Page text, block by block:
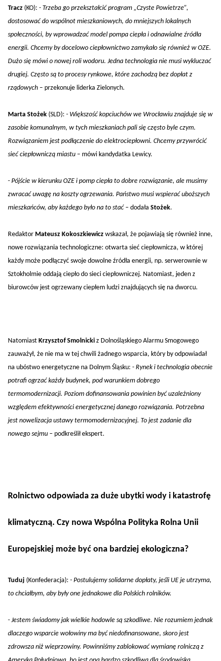
Tracz (KO): - Trzeba go przekształcić program „Czyste Powietrze”,
dostosować do wspólnot mieszkaniowych, do mniejszych lokalnych
społeczności, by wprowadzać model pompa ciepła i odnawialne źródła
energii. Chcemy by docelowo ciepłownictwo zamykało się również w OZE.
Dużo się mówi o nowej roli wodoru. Jedna technologia nie musi wykluczać
drugiej. Często są to procesy rynkowe, które zachodzą bez dopłat z
rządowych – przekonuje liderka Zielonych.
Marta Stożek (SLD): - Większość kopciuchów we Wrocławiu znajduje się w
zasobie komunalnym, w tych mieszkaniach pali się często byle czym.
Rozwiązaniem jest podłączenie do elektrociepłowni. Chcemy przywrócić
sieć ciepłowniczą miastu – mówi kandydatka Lewicy.
- Pójście w kierunku OZE i pomp ciepła to dobre rozwiązanie, ale musimy
zwracać uwagę na koszty ogrzewania. Państwo musi wspierać uboższych
mieszkańców, aby każdego było na to stać – dodała Stożek.
Redaktor Mateusz Kokoszkiewicz wskazał, że pojawiają się również inne,
nowe rozwiązania technologiczne: otwarta sieć ciepłownicza, w której
każdy może podłączyć swoje dowolne źródła energii, np. serwerownie w
Sztokholmie oddają ciepło do sieci ciepłowniczej. Natomiast, jeden z
biurowców jest ogrzewany ciepłem ludzi znajdujących się na dworcu.
Natomiast Krzysztof Smolnicki z Dolnośląskiego Alarmu Smogowego
zauważył, że nie ma w tej chwili żadnego wsparcia, który by odpowiadał
na ubóstwo energetyczne na Dolnym Śląsku: - Rynek i technologia obecnie
potrafi ogrzać każdy budynek, pod warunkiem dobrego
termomodernizacji. Poziom dofinansowania powinien być uzależniony
względem efektywności energetycznej danego rozwiązania. Potrzebna
jest nowelizacja ustawy termomodernizacyjnej. To jest zadanie dla
nowego sejmu – podkreślił ekspert.
Rolnictwo odpowiada za duże ubytki wody i katastrofę
klimatyczną. Czy nowa Wspólna Polityka Rolna Unii
Europejskiej może być ona bardziej ekologiczna?
Tuduj (Konfederacja): - Postulujemy solidarne dopłaty, jeśli UE je utrzyma,
to chciałbym, aby były one jednakowe dla Polskich rolników.
- Jestem świadomy jak wielkie hodowle są szkodliwe. Nie rozumiem jednak
dlaczego wsparcie wołowiny ma być niedofinansowane, skoro jest
zdrowsza niż wieprzowiny. Powinniśmy zablokować wymianę rolniczą z